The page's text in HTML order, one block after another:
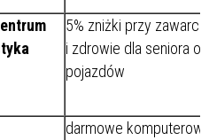
5% zniżki przy
i zdrowie dla seniora
pojazdów
darmowe